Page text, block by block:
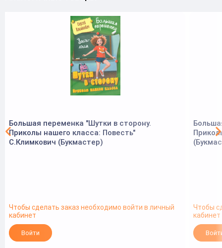
Большая переменка "Шутки в сторону.
Приколы нашего класса: Повесть"
С.Климкович (Букмастер)
Чтобы сделать заказ необходимо войти в личный
кабинет
Войти
Чтобы
кабинет